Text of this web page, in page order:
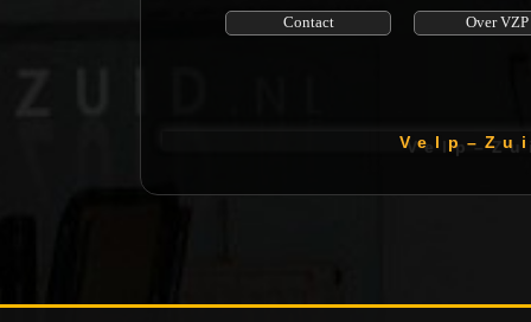
Contact Over VZP
V e l p – Z u